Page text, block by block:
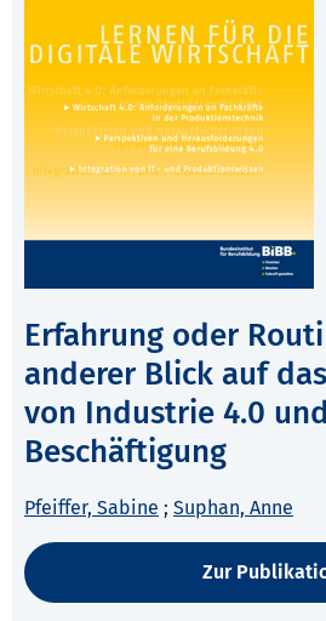
Erfahrung oder
anderer Blick auf
von Industrie 4.0 und
Beschäftigung
Pfeiffer, Sabine ; Suphan, Anne
Zur